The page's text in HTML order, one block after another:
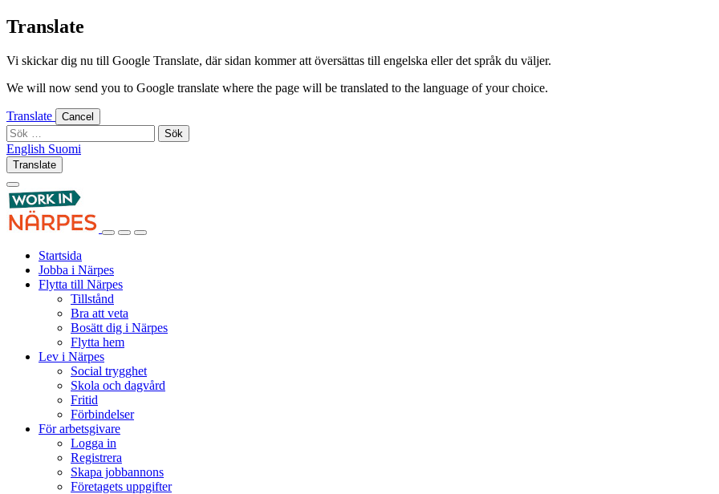
Skip
to
Translate
Vi skickar dig nu till Google Translate, där sidan kommer att översättas till engelska eller det språk du väljer.
We will now send you to Google translate where the page will be translated to the language of your choice.
Translate Cancel
Sök
efter:
English English
Suomi
Translate
Log
inSearch
this
site
LogSearchShow
Startsida
Jobba i Närpes
Flytta till Närpes
Tillstånd
Bra att veta
Bosätt dig i Närpes
Flytta hem
Lev i Närpes
Social trygghet
Skola och dagvård
Fritid
Förbindelser
För arbetsgivare
Logga in
Registrera
Skapa jobbannons
Företagets uppgifter